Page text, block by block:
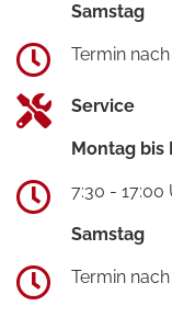
Samstag
Termin
Service
Montag bis
7:30 - 17:00
Samstag
Termin